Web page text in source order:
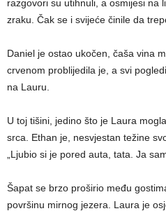
razgovori su utihnuli, a osmijesi na
zraku. Čak se i svijeće činile da
Daniel je ostao ukočen, čaša vina
crvenom problijedila je, a svi
na Lauru.
U toj tišini, jedino što je Laura
srca. Ethan je, nesvjestan težine
„Ljubio si je pored auta, tata. Ja
Šapat se brzo proširio među
površinu mirnog jezera. Laura je